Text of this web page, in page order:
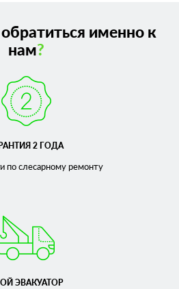
именно к
нам?
2 ГОДА
по слесарномуремонту
ЭВАКУАТОР